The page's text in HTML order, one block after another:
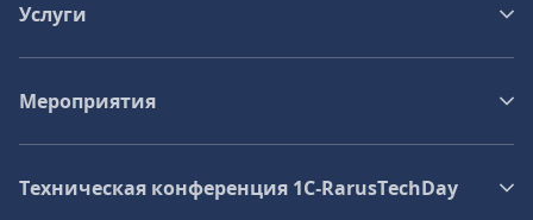
Услуги
Мероприятия
Техническая конференция 1C‑RarusTechDay